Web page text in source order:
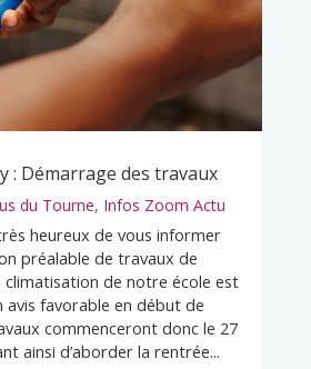
: Démarrage des travaux
du Tourne, Infos Zoom Actu
heureux de vous informer
préalable de travaux de
de notre école est
avis favorable en début de
commenceront donc le 27
ainsi d’aborder la rentrée...